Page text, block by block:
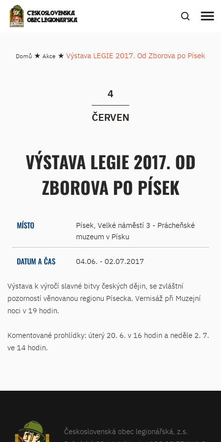
ČESKOSLOVENSKÁ
OBEC LEGIONÁŘSKÁ
menu
Domů ★ Akce ★ Výstava LEGIE 2017. Od Zborova po Písek
4
ČERVEN
VÝSTAVA LEGIE 2017. OD
ZBOROVA PO PÍSEK
MÍSTO
Písek, Velké náměstí 3 - Prácheňské
muzeum v Písku
DATUM A ČAS 04.06. - 02.07.2017
Výstava k výročí slavné bitvy českých dějin, se zvláštní
pozorností věnovanou regionu Písecka. Vernisáž při Muzejní
noci v 19 hodin.
Komentované prohlídky: úterý 20. 6. v 16 hodin a neděle 2. 7.
ve 14 hodin.
Československá obec legionářská, z.s.